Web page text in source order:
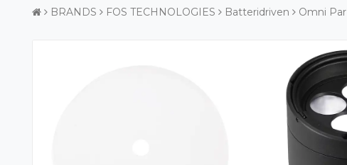
BRANDS FOS TECHNOLOGIES Batteridriven Omni Par